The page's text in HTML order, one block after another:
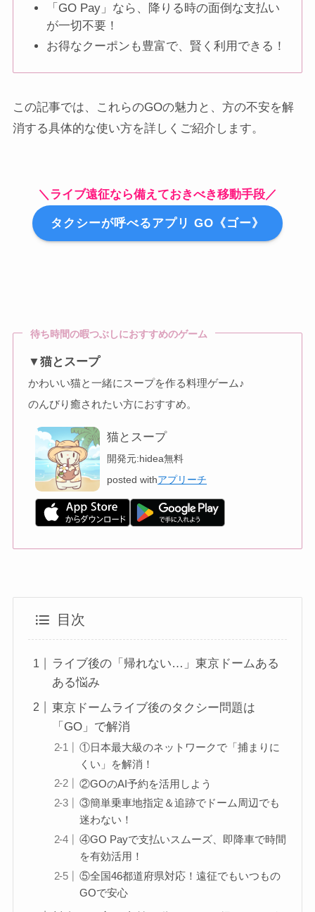
「GO Pay」なら、降りる時の面倒な支払い
が一切不要！
お得なクーポンも豊富で、賢く利用できる！
この記事では、これらのGOの魅力と、方の不安を解
消する具体的な使い方を詳しくご紹介します。
＼ライブ遠征なら備えておきべき移動手段／
タクシーが呼べるアプリ GO《ゴー》
待ち時間の暇つぶしにおすすめのゲーム
▼猫とスープ
かわいい猫と一緒にスープを作る料理ゲーム♪
のんびり癒されたい方におすすめ。
猫とスープ
開発元:hidea無料
posted withアプリーチ
目次
ライブ後の「帰れない…」東京ドームある
ある悩み
東京ドームライブ後のタクシー問題は
「GO」で解消
①日本最大級のネットワークで「捕まりに
くい」を解消！
②GOのAI予約を活用しよう
③簡単乗車地指定＆追跡でドーム周辺でも
迷わない！
④GO Payで支払いスムーズ、即降車で時間
を有効活用！
⑤全国46都道府県対応！遠征でもいつもの
GOで安心